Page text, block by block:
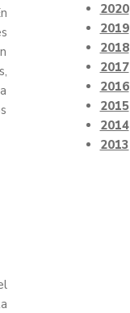
2020
2019
2018
2017
2016
2015
2014
2013